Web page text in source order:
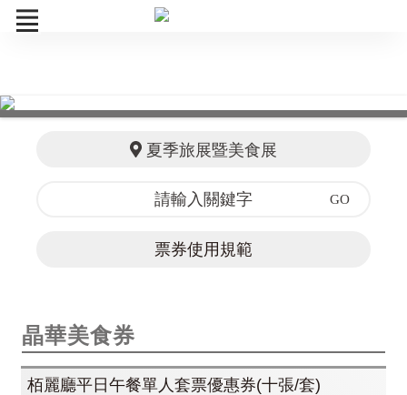
晶華美食券
夏季旅展暨美食展
票券使用規範
晶華美食券
栢麗廳平日午餐單人套票優惠券(十張/套)